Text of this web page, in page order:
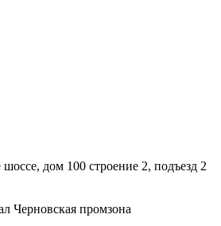
дом 100 строение 2, подъезд 2
Черновская промзона